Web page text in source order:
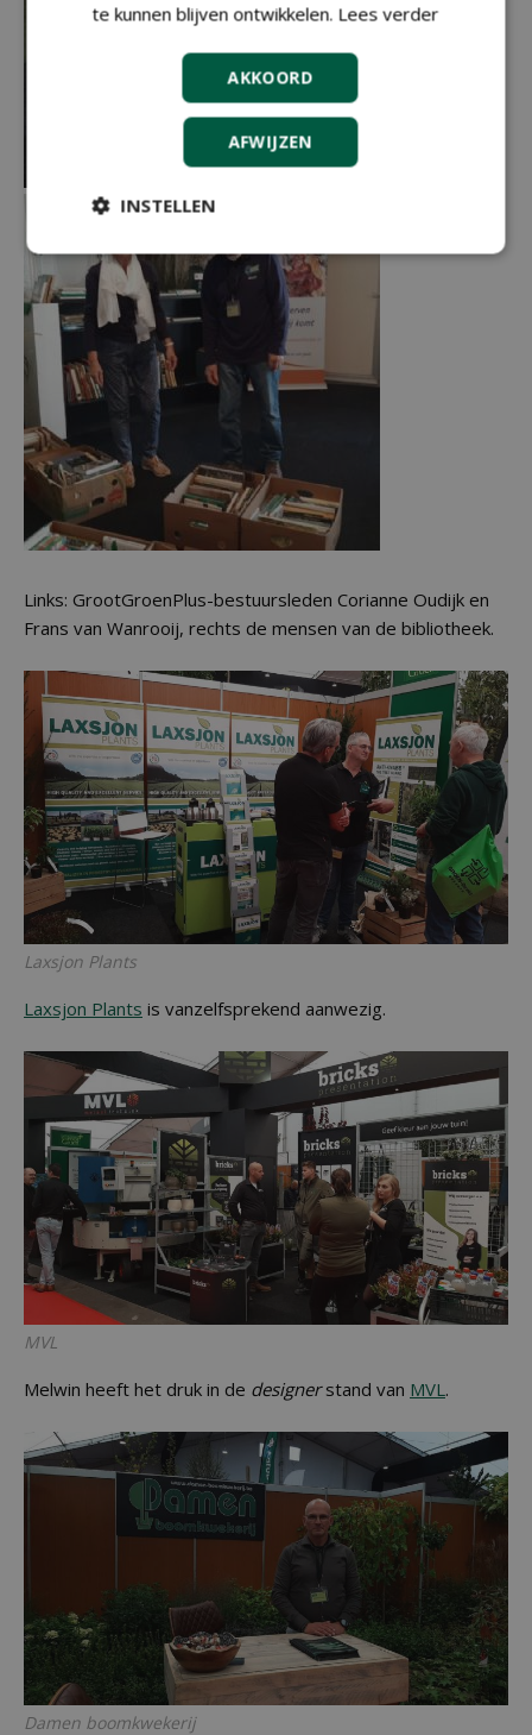
Links: GrootGroenPlus-bestuursleden Corianne Oudijk en
Frans van Wanrooij, rechts de mensen van de bibliotheek.
Laxsjon Plants
Laxsjon Plants is vanzelfsprekend aanwezig.
MVL
Melwin heeft het druk in de designerstand van MVL.
Damen boomkwekerij
te kunnen blijven ontwikkelen. Lees verder
AKKOORD
AFWIJZEN
INSTELLEN